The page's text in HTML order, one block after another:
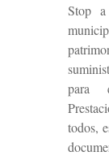
Stop
para
todos,